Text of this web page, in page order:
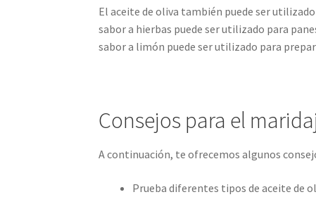
El aceite de oliva también puede ser
sabor a hierbas puede ser utilizado para
sabor a limón puede ser utilizado para
Consejos para el
A continuación, te ofrecemos algunos
Prueba diferentes tipos de aceite de